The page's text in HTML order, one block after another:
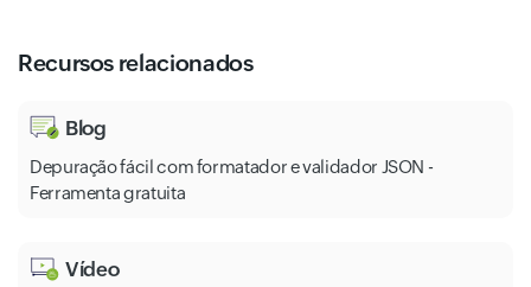
Recursos relacionados
Blog
Depuração fácil com formatador e validador JSON -
Ferramenta gratuita
Vídeo